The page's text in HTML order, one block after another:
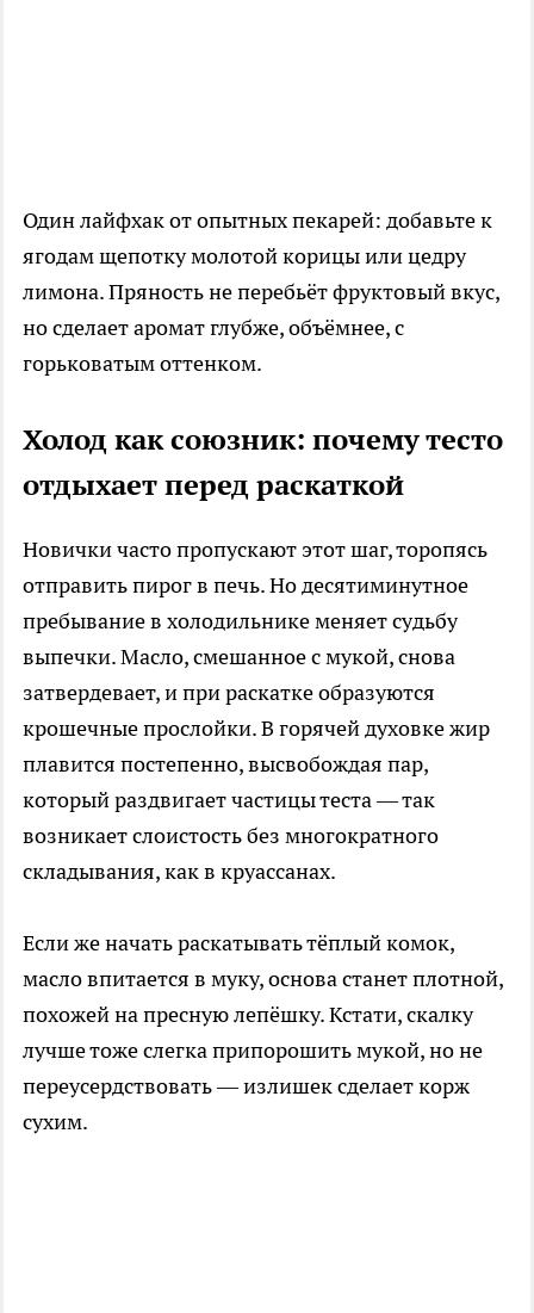
Один лайфхак от опытных пекарей: добавьте к
ягодам щепотку молотой корицы или цедру
лимона. Пряность не перебьёт фруктовый вкус,
но сделает аромат глубже, объёмнее, с
горьковатым оттенком.
Холод как союзник: почему тесто
отдыхает перед раскаткой
Новички часто пропускают этот шаг, торопясь
отправить пирог в печь. Но десятиминутное
пребывание в холодильнике меняет судьбу
выпечки. Масло, смешанное с мукой, снова
затвердевает, и при раскатке образуются
крошечные прослойки. В горячей духовке жир
плавится постепенно, высвобождая пар,
который раздвигает частицы теста — так
возникает слоистость без многократного
складывания, как в круассанах.
Если же начать раскатывать тёплый комок,
масло впитается в муку, основа станет плотной,
похожей на пресную лепёшку. Кстати, скалку
лучше тоже слегка припорошить мукой, но не
переусердствовать — излишек сделает корж
сухим.